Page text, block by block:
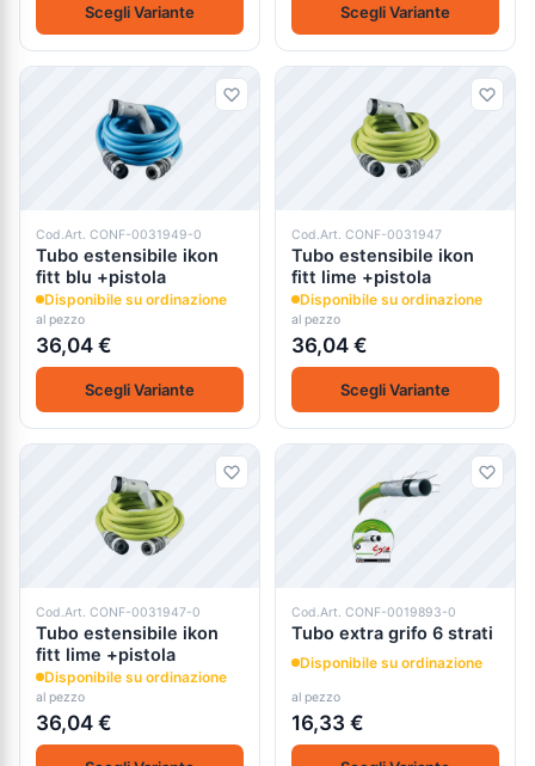
Scegli Variante Scegli Variante
Cod.Art. CONF-0031949-0
Tubo estensibile ikon
fitt blu +pistola
Disponibile su ordinazione
al pezzo
36,04 €
Scegli Variante
Cod.Art. CONF-0031947
Tubo estensibile ikon
fitt lime +pistola
Disponibile su ordinazione
al pezzo
36,04 €
Scegli Variante
Cod.Art. CONF-0031947-0
Tubo estensibile ikon
fitt lime +pistola
Disponibile su ordinazione
al pezzo
36,04 €
Cod.Art. CONF-0019893-0
Tubo extra grifo 6 strati
Disponibile su ordinazione
al pezzo
16,33 €